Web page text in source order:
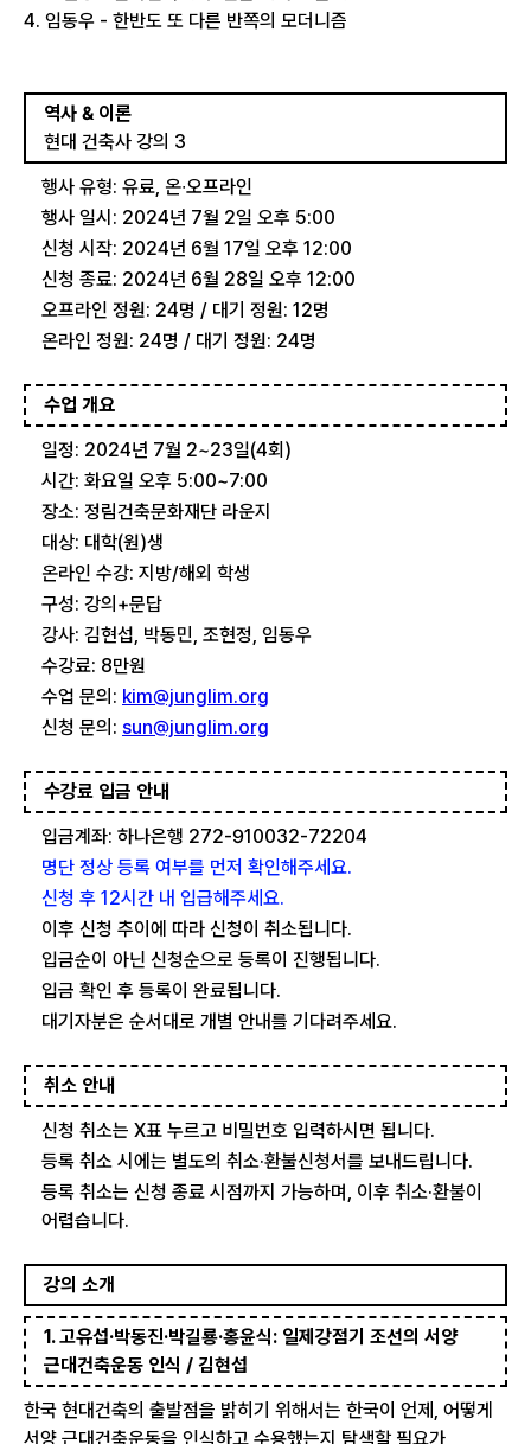
4. 임동우 - 한반도 또 다른 반쪽의 모더니즘
역사 & 이론
현대 건축사 강의 3
행사 유형: 유료, 온∙오프라인
행사 일시: 2024년 7월 2일 오후 5:00
신청 시작: 2024년 6월 17일 오후 12:00
신청 종료: 2024년 6월 28일 오후 12:00
오프라인 정원: 24명 / 대기 정원: 12명
온라인 정원: 24명 / 대기 정원: 24명
수업 개요
일정: 2024년 7월 2~23일(4회)
시간: 화요일 오후 5:00~7:00
장소: 정림건축문화재단 라운지
대상: 대학(원)생
온라인 수강: 지방/해외 학생
구성: 강의+문답
강사: 김현섭, 박동민, 조현정, 임동우
수강료: 8만원
수업 문의: kim@junglim.org
신청 문의: sun@junglim.org
수강료 입금 안내
입금계좌: 하나은행 272-910032-72204
명단 정상 등록 여부를 먼저 확인해주세요.
신청 후 12시간 내 입급해주세요.
이후 신청 추이에 따라 신청이 취소됩니다.
입금순이 아닌 신청순으로 등록이 진행됩니다.
입금 확인 후 등록이 완료됩니다.
대기자분은 순서대로 개별 안내를 기다려주세요.
취소 안내
신청 취소는 X표 누르고 비밀번호 입력하시면 됩니다.
등록 취소 시에는 별도의 취소·환불신청서를 보내드립니다.
등록 취소는 신청 종료 시점까지 가능하며, 이후 취소·환불이
어렵습니다.
강의 소개
1. 고유섭·박동진·박길룡·홍윤식: 일제강점기 조선의 서양
근대건축운동 인식 / 김현섭
한국 현대건축의 출발점을 밝히기 위해서는 한국이 언제, 어떻게
서양 근대건축운동을 인식하고 수용했는지 탐색할 필요가